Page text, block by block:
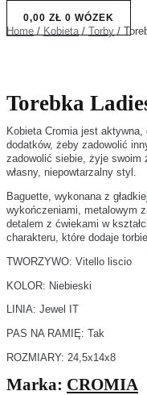
0,00 ZŁ 0 WÓZEK
Home / Kobieta / Torby /
Torebka
Kobieta Cromia jest
dodatków, żeby zadowolić
zadowolić siebie, żyje swoim
własny, niepowtarzalny styl.
Baguette, wykonana z
wykończeniami, metalowym
detalem z ćwiekami w
charakteru, które dodaje
TWORZYWO: Vitello liscio
KOLOR: Niebieski
LINIA: Jewel IT
PAS NA RAMIĘ: Tak
ROZMIARY: 24,5x14x8
Marka: CROMIA